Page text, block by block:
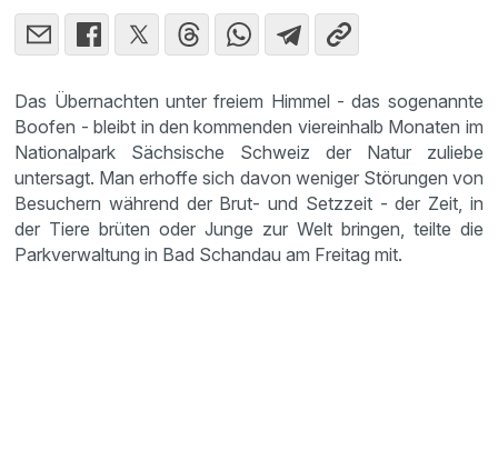
Das Übernachten unter freiem Himmel - das sogenannte
Boofen - bleibt in den kommenden viereinhalb Monaten im
Nationalpark Sächsische Schweiz der Natur zuliebe
untersagt. Man erhoffe sich davon weniger Störungen von
Besuchern während der Brut- und Setzzeit - der Zeit, in
der Tiere brüten oder Junge zur Welt bringen, teilte die
Parkverwaltung in Bad Schandau am Freitag mit.